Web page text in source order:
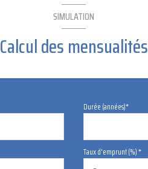
SIMULATION
Calcul des mensualités
Durée (années)*
Taux d'emprunt (%) *